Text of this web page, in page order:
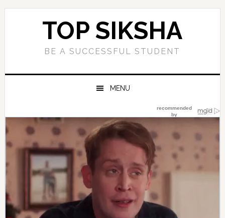
Skip
Skip
Skip
Skip
TOP SIKSHA
BE A SUCCESSFUL STUDENT
MENU